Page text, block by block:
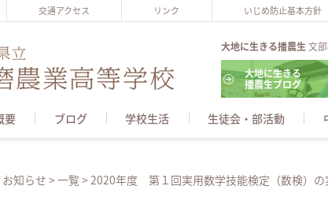
交通アクセス リンク いじめ防止基本方針
大地に生きる播農生 文
大地に生きる
播農生ブログ
要 ブログ 学校生活 生徒会・部活動
お知らせ > 一覧> 2020年度 第１回実用数学技能検定（数検）の